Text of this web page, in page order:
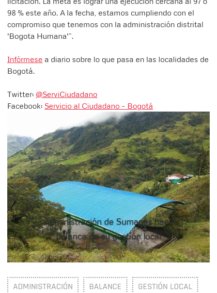
98 % este año. A la fecha, estamos cumpliendo con el
compromiso que tenemos con la administración distrital
'Bogota Humana'”.
Infórmese a diario sobre lo que pasa en las localidades de
Bogotá.
Twitter: @ServiCiudadano
Facebook: Servicio al Ciudadano – Bogotá
Administración de Sumapaz hace
balance de su gestión local
ADMINISTRACIÓN BALANCE GESTIÓN LOCAL